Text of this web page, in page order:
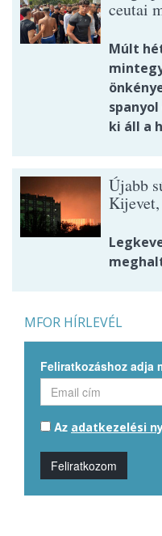
ceutai
Múlt
ki áll a
Újabb
MFOR HÍRLEVÉL
Feliratkozáshoz adja
Az adatkezelési
Feliratkozom